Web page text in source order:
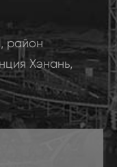
район
Хэнань,